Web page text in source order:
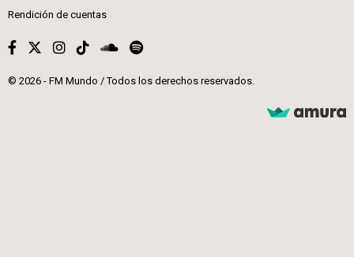
Rendición de cuentas
© 2026 - FM Mundo / Todos los derechos reservados.